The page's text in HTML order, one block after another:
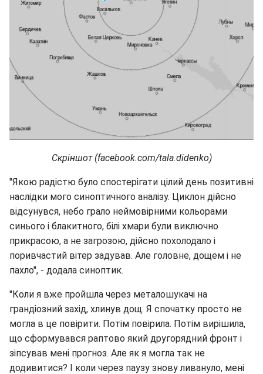
Скріншот (facebook.com/tala.didenko)
"Якою радістю було спостерігати цілий день позитивні
наслідки мого синоптичного аналізу. Циклон дійсно
відсунувся, небо грало неймовірними кольорами
синього і блакитного, білі хмари були виключно
прикрасою, а не загрозою, дійсно похолодало і
поривчастий вітер задував. Але головне, дощем і не
пахло", - додала синоптик.
"Коли я вже пройшла через металошукачі на
грандіозний захід, хлинув дощ. Я спочатку просто не
могла в це повірити. Потім повірила. Потім вирішила,
що сформувався раптово який другорядний фронт і
зіпсував мені прогноз. Але як я могла так не
додивитися? І коли через паузу знову ливануло, мені